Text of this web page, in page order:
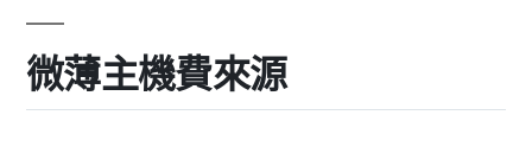
微薄主機費來源